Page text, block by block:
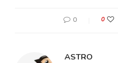
0 0
ASTRO